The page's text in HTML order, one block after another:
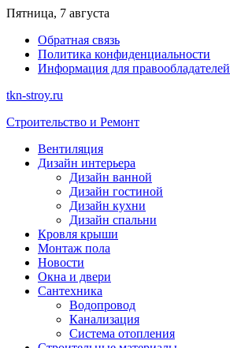
Перейти
содержимому
Пятница, 7 августа
Обратная связь
Политика конфиденциальности
Информация для правообладателей
tkn-stroy.ru
Строительство и Ремонт
Вентиляция
Дизайн интерьера
Дизайн ванной
Дизайн гостиной
Дизайн кухни
Дизайн спальни
Кровля крыши
Монтаж пола
Новости
Окна и двери
Сантехника
Водопровод
Канализация
Система отопления